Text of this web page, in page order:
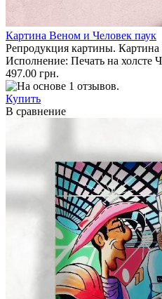
Картина Веном и Человек паук
Репродукция картины.
Исполнение: Печать на холсте
497.00 грн.
Купить
В сравнение